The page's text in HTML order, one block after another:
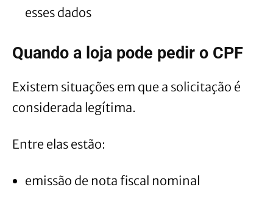
esses dados
Quando a loja pode pedir o CPF
Existem situações em que a solicitação é
considerada legítima.
Entre elas estão:
emissão de nota fiscal nominal